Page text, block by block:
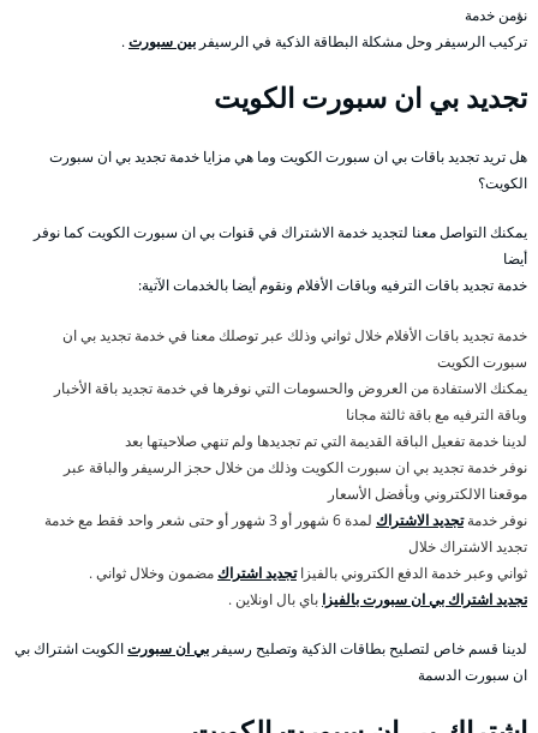
نؤمن خدمة
تركيب الرسيفر وحل مشكلة البطاقة الذكية في الرسيفر بين سبورت.
تجديد بي ان سبورت الكويت
هل تريد تجديد باقات بي ان سبورت الكويت وما هي مزايا خدمة تجديد بي ان سبورت
الكويت؟
يمكنك التواصل معنا لتجديد خدمة الاشتراك في قنوات بي ان سبورت الكويت كما نوفر
أيضا
خدمة تجديد باقات الترفيه وباقات الأفلام ونقوم أيضا بالخدمات الآتية:
خدمة تجديد باقات الأفلام خلال ثواني وذلك عبر توصلك معنا في خدمة تجديد بي ان
سبورت الكويت
يمكنك الاستفادة من العروض والحسومات التي نوفرها في خدمة تجديد باقة الأخبار
وباقة الترفيه مع باقة ثالثة مجانا
لدينا خدمة تفعيل الباقة القديمة التي تم تجديدها ولم تنهي صلاحيتها بعد
نوفر خدمة تجديد بي ان سبورت الكويت وذلك من خلال حجز الرسيفر والباقة عبر
موقعنا الالكتروني وبأفضل الأسعار
نوفر خدمةتجديد الاشتراك
لمدة 6 شهور أو 3 شهور أو حتى شعر واحد فقط مع خدمة
تجديد الاشتراك خلال
ثواني وعبر خدمة الدفع الكتروني بالفيزاتجديد اشتراك مضمون وخلال ثواني .
تجديد اشتراك بي ان سبورت بالفيزا باي بال اونلاين .
لدينا قسم خاص لتصليح بطاقات الذكية وتصليح رسيفر بي ان سبورتالكويت اشتراك بي
ان سبورت الدسمة